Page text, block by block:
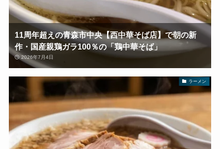
11周年超えの青森市中央【西中華そば店】で朝の新
作・国産親鶏ガラ100％の「鶏中華そば」
2026年7月4日
ラーメン